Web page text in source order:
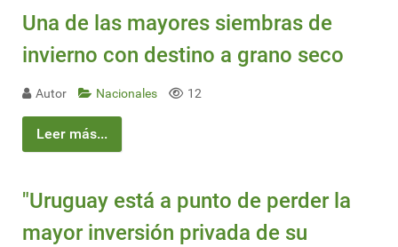
Una de las mayores siembras de
invierno con destino a grano seco
Autor Nacionales 12
Leer más...
"Uruguay está a punto de perder la
mayor inversión privada de su